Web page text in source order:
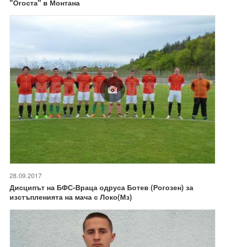
"Огоста" в Монтана
28.09.2017
Дисципът на БФС-Враца одруса Ботев (Рогозен) за
изстъпленията на мача с Локо(Мз)